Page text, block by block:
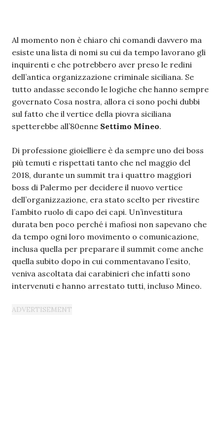
Al momento non è chiaro chi comandi davvero ma
esiste una lista di nomi su cui da tempo lavorano gli
inquirenti e che potrebbero aver preso le redini
dell’antica organizzazione criminale siciliana. Se
tutto andasse secondo le logiche che hanno sempre
governato Cosa nostra, allora ci sono pochi dubbi
sul fatto che il vertice della piovra siciliana
spetterebbe all’80enne Settimo Mineo.
Di professione gioielliere è da sempre uno dei boss
più temuti e rispettati tanto che nel maggio del
2018, durante un summit tra i quattro maggiori
boss di Palermo per decidere il nuovo vertice
dell’organizzazione, era stato scelto per rivestire
l’ambito ruolo di capo dei capi. Un’investitura
durata ben poco perché i mafiosi non sapevano che
da tempo ogni loro movimento o comunicazione,
inclusa quella per preparare il summit come anche
quella subito dopo in cui commentavano l’esito,
veniva ascoltata dai carabinieri che infatti sono
intervenuti e hanno arrestato tutti, incluso Mineo.